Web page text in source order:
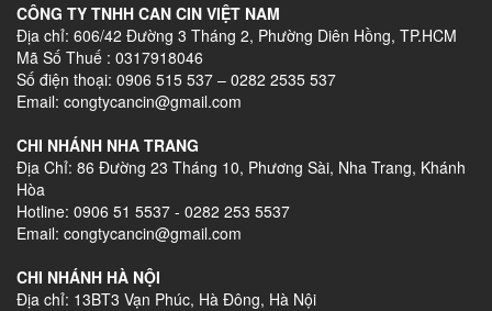
CÔNG TY TNHH CAN CIN VIỆT NAM
Địa chỉ: 606/42 Đường 3 Tháng 2, Phường Diên Hồng, TP.HCM
Mã Số Thuế : 0317918046
Số điện thoại: 0906 515 537 – 0282 2535 537
Email: congtycancin@gmail.com
CHI NHÁNH NHA TRANG
Địa Chỉ: 86 Đường 23 Tháng 10, Phương Sài, Nha Trang, Khánh
Hòa
Hotline: 0906 51 5537 - 0282 253 5537
Email: congtycancin@gmail.com
CHI NHÁNH HÀ NỘI
Địa chỉ: 13BT3 Vạn Phúc, Hà Đông, Hà Nội